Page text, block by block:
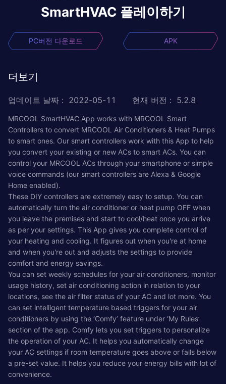
SmartHVAC 플레이하기
PC버전 다운로드 APK
더보기
업데이트 날짜 : 2022-05-11 현재 버전 : 5.2.8
MRCOOL SmartHVAC App works with MRCOOL Smart
Controllers to convert MRCOOL Air Conditioners & Heat Pumps
to smart ones. Our smart controllers work with this App to help
you convert your existing or new ACs to smart ACs. You can
control your MRCOOL ACs through your smartphone or simple
voice commands (our smart controllers are Alexa & Google
Home enabled).
These DIY controllers are extremely easy to setup. You can
automatically turn the air conditioner or heat pump OFF when
you leave the premises and start to cool/heat once you arrive
as per your settings. This App gives you complete control of
your heating and cooling. It figures out when you're at home
and when you're out and adjusts the settings to provide
comfort and energy savings.
You can set weekly schedules for your air conditioners, monitor
usage history, set air conditioning action in relation to your
locations, see the air filter status of your AC and lot more. You
can set intelligent temperature based triggers for your air
conditioners by using the ‘Comfy’ feature under ‘My Rules’
section of the app. Comfy lets you set triggers to personalize
the operation of your AC. It helps you automatically change
your AC settings if room temperature goes above or falls below
a pre-set value. It helps you reduce your energy bills with lot of
convenience.